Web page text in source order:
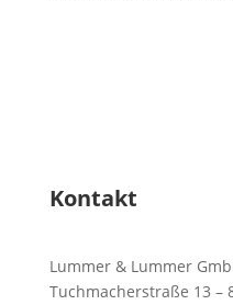
Kontakt
Lummer & Lummer
Tuchmacherstraße 13 –